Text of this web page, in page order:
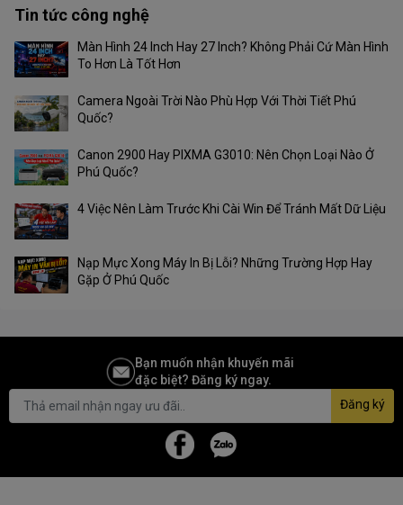
Tin tức công nghệ
Màn Hình 24 Inch Hay 27 Inch? Không Phải Cứ Màn Hình
To Hơn Là Tốt Hơn
Camera Ngoài Trời Nào Phù Hợp Với Thời Tiết Phú
Quốc?
Canon 2900 Hay PIXMA G3010: Nên Chọn Loại Nào Ở
Phú Quốc?
4 Việc Nên Làm Trước Khi Cài Win Để Tránh Mất Dữ Liệu
Nạp Mực Xong Máy In Bị Lỗi? Những Trường Hợp Hay
Gặp Ở Phú Quốc
Bạn muốn nhận khuyến mãi
đặc biệt? Đăng ký ngay.
Đăng ký